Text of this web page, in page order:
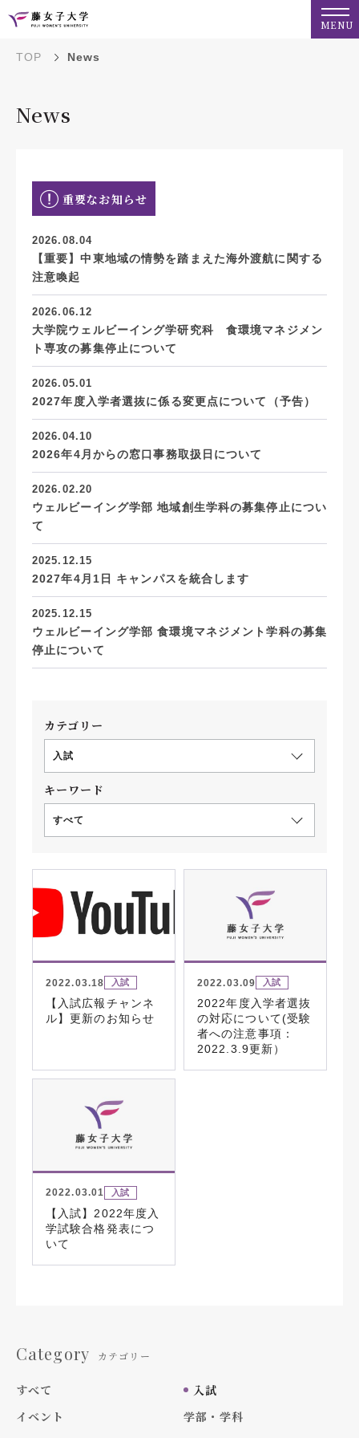
MENU
TOP News
News
重要なお知らせ
2026.08.04
【重要】中東地域の情勢を踏まえた海外渡航に関する
注意喚起
2026.06.12
大学院ウェルビーイング学研究科 食環境マネジメン
ト専攻の募集停止について
2026.05.01
2027年度入学者選抜に係る変更点について（予告）
2026.04.10
2026年4月からの窓口事務取扱日について
2026.02.20
ウェルビーイング学部 地域創生学科の募集停止につい
て
2025.12.15
2027年4月1日 キャンパスを統合します
2025.12.15
ウェルビーイング学部 食環境マネジメント学科の募集
停止について
カテゴリー
入試
キーワード
すべて
2022.03.18 入試
【入試広報チャンネ
ル】更新のお知らせ
2022.03.09 入試
2022年度入学者選抜
の対応について(受験
者への注意事項：
2022.3.9更新）
2022.03.01 入試
【入試】2022年度入
学試験合格発表につ
いて
Category カテゴリー
すべて
入試
イベント
学部・学科